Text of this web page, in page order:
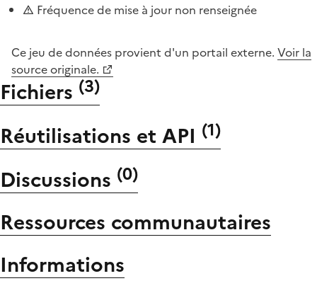
Fréquence de mise à jour non renseignée
Ce jeu de données provient d'un portail externe. Voir la
source originale.
Fichiers (3)
Réutilisations et API (1)
Discussions (0)
Ressources communautaires
Informations